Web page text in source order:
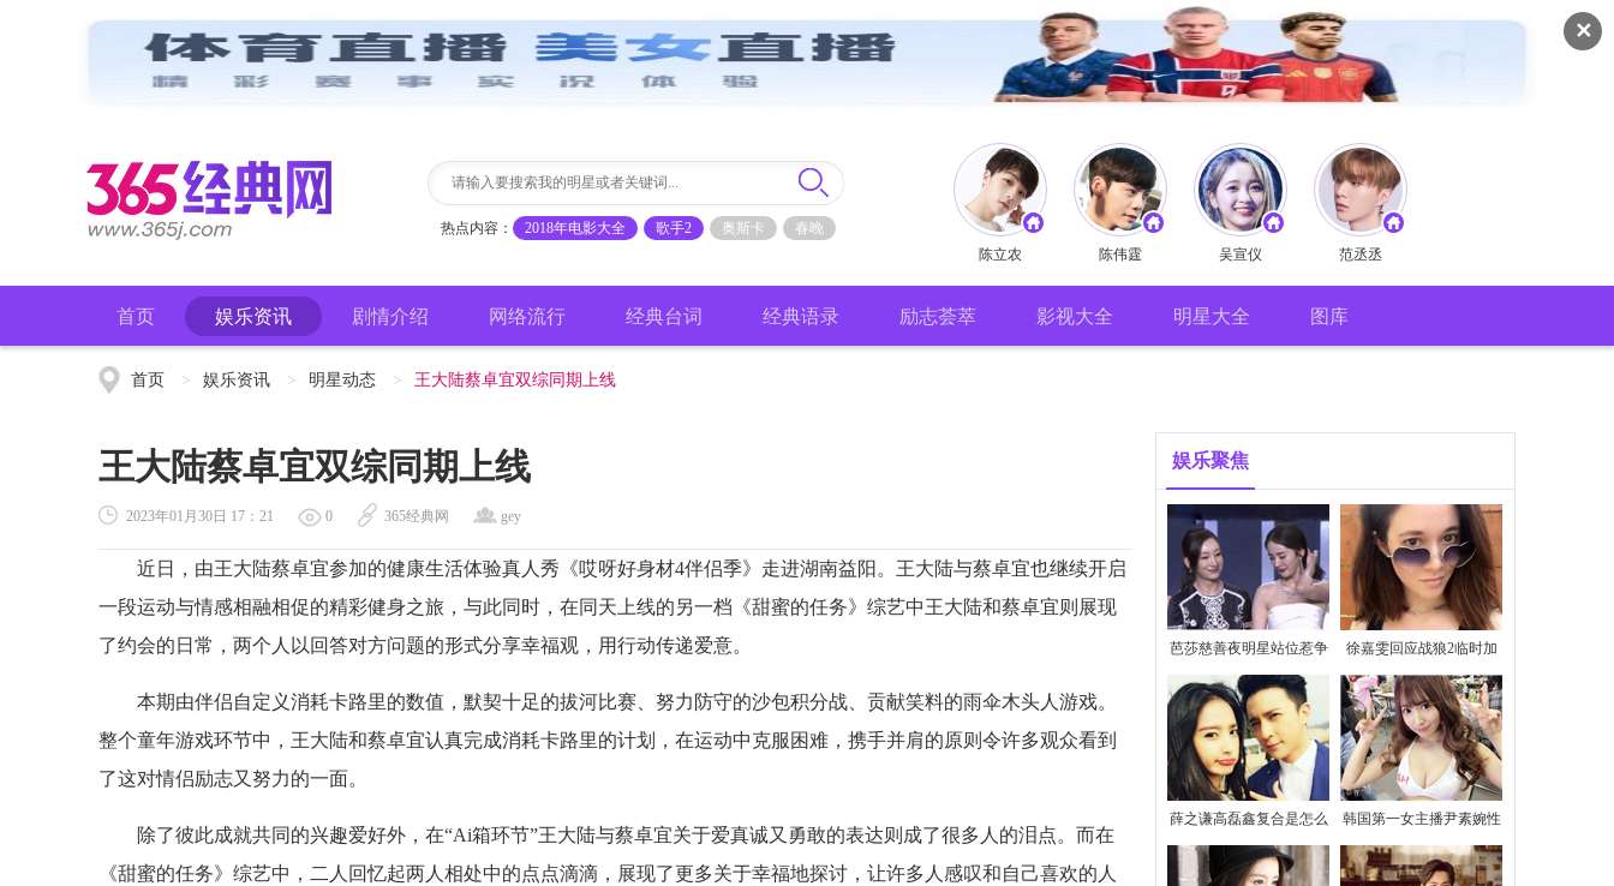
✕
热点内容： 2018年电影大全 歌手2 奥斯卡
春晚
陈立农
陈伟霆 吴宣仪 范丞丞
首页 娱乐资讯 剧情介绍 网络流行 经典台词 经典语录 励志荟萃 影视大全 明星大全 图库
首页 > 娱乐资讯 > 明星动态 > 王大陆蔡卓宜双综同期上线
王大陆蔡卓宜双综同期上线
2023年01月30日 17：21 0 365经典网 gey
近日，由王大陆蔡卓宜参加的健康生活体验真人秀《哎呀好身材4伴侣季》走进湖南益阳。王大陆与蔡卓宜也继续开启
一段运动与情感相融相促的精彩健身之旅，与此同时，在同天上线的另一档《甜蜜的任务》综艺中王大陆和蔡卓宜则展现
了约会的日常，两个人以回答对方问题的形式分享幸福观，用行动传递爱意。
本期由伴侣自定义消耗卡路里的数值，默契十足的拔河比赛、努力防守的沙包积分战、贡献笑料的雨伞木头人游戏。
整个童年游戏环节中，王大陆和蔡卓宜认真完成消耗卡路里的计划，在运动中克服困难，携手并肩的原则令许多观众看到
了这对情侣励志又努力的一面。
除了彼此成就共同的兴趣爱好外，在“Ai箱环节”王大陆与蔡卓宜关于爱真诚又勇敢的表达则成了很多人的泪点。而在
《甜蜜的任务》综艺中，二人回忆起两人相处中的点点滴滴，展现了更多关于幸福地探讨，让许多人感叹和自己喜欢的人
娱乐聚焦
芭莎慈善夜明星站位惹争
议
徐嘉雯回应战狼2临时加
价
薛之谦高磊鑫复合是怎么
回事
韩国第一女主播尹素婉性
感私照